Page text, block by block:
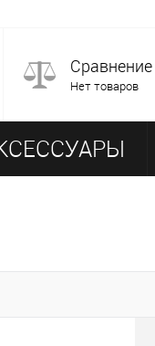
Сравнение
Нет товаров